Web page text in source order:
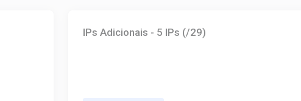
IPs Adicionais - 5 IPs (/29)